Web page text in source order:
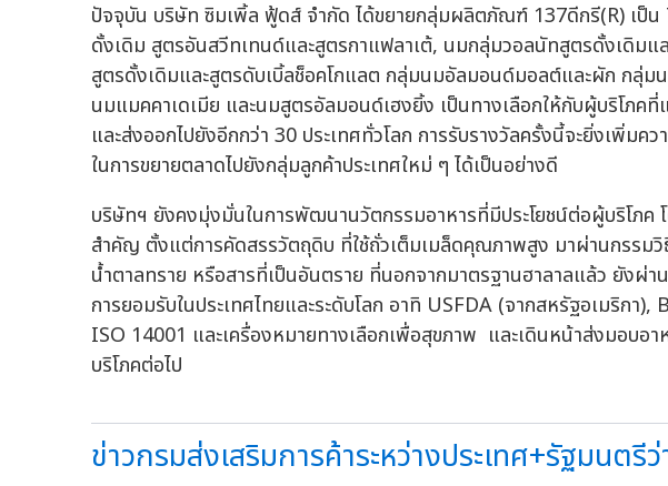
ปัจจุบัน บริษัท ซิมเพิ้ล ฟู้ดส์ จำกัด ได้ขยายกลุ่มผลิตภัณฑ์ 137ดีกรี(R) เป็
ดั้งเดิม สูตรอันสวีทเทนด์และสูตรกาแฟลาเต้, นมกลุ่มวอลนัทสูตรดั้งเดิมแ
สูตรดั้งเดิมและสูตรดับเบิ้ลช็อคโกแลต กลุ่มนมอัลมอนด์มอลต์และผัก กลุ่ม
นมแมคคาเดเมีย และนมสูตรอัลมอนด์เฮงยิ้ง เป็นทางเลือกให้กับผู้บริโภค
และส่งออกไปยังอีกกว่า 30 ประเทศทั่วโลก การรับรางวัลครั้งนี้จะยิ่งเพิ่มค
ในการขยายตลาดไปยังกลุ่มลูกค้าประเทศใหม่ ๆ ได้เป็นอย่างดี
บริษัทฯ ยังคงมุ่งมั่นในการพัฒนานวัตกรรมอาหารที่มีประโยชน์ต่อผู้บริโภค
สำคัญ ตั้งแต่การคัดสรรวัตถุดิบ ที่ใช้ถั่วเต็มเมล็ดคุณภาพสูง มาผ่านกรรมวิ
น้ำตาลทราย หรือสารที่เป็นอันตราย ที่นอกจากมาตรฐานฮาลาลแล้ว ยังผ่
การยอมรับในประเทศไทยและระดับโลก อาทิ USFDA (จากสหรัฐอเมริกา
ISO 14001 และเครื่องหมายทางเลือกเพื่อสุขภาพ และเดินหน้าส่งมอบอ
บริโภคต่อไป
ข่าวกรมส่งเสริมการค้าระหว่างประเทศ+รัฐมนตรี